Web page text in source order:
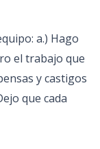
a.) Hago
el trabajo que
y castigos
que cada